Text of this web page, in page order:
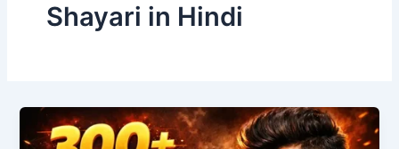
Shayari in Hindi